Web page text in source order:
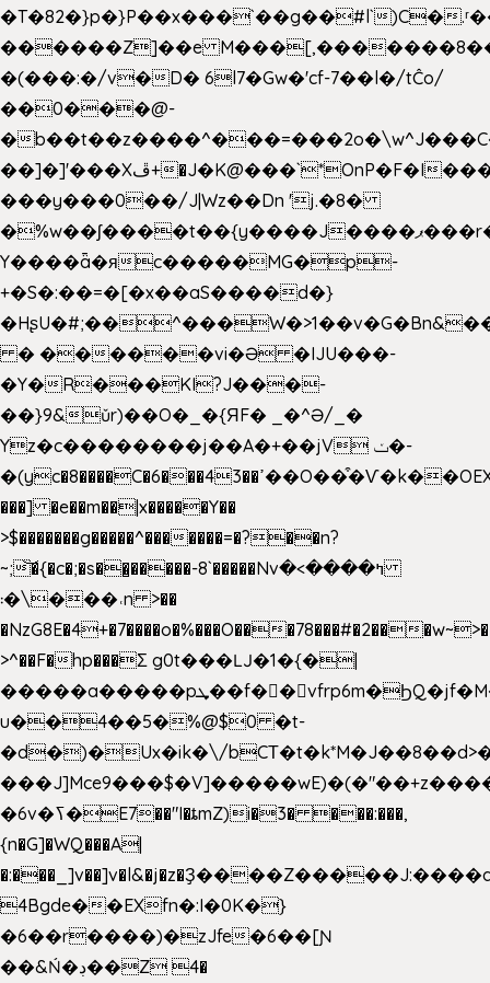
�T�82�}p�}P��x���`��g��#l`)C�
������Z]��e
�(���:�/v�D� 6l7�Gw�'cf-7��l�/tĈo/
��0���@-
�
��]�]'���Xڦ+�J�K@���`*OnP�F�I�����n����ˎ���E>���%
���y���0��/J|Wz��Dn 'j.�8�
�%w��ʃ����t��{y����J����ޕ���r��d�$e҅b�e����
Y����ǟ�яc�����MG�p-
+�S�:��=�[�x��aS����d�}
� ������vi�Ə �IJU���-
�Y�R���KI?J���-
��}9&ǔr)��O�_�{ЯF� _�^Ə/_�
Yz�c��������j��A�+��jV ݖ�-
�(yc�8����C�6���43��ߴ��O��͒�Ѵ�k��OEX�2�,�)�t��@���aw����;�׷o�_��2�sy��.�=W�n��߃�{4��ߑ��i�8V6v4W�9��s���g�
���] �e��m��|x�����Y��
>$�������g�����^�������=�?��n?
~;͝�{�c�;�s��̺�����-8`�����Nvߤ����>�
��\�܃�˓n >��
�NzG8E�4+�7����o�%���O���78���#�2��
>^��F�hp���Σ g0t���Ǉ�1�{�|
�����a�����pܜ��f��vfrp6m�ϦQ�jf�M����J:�x��-?
u��4��5�%@$0 �t-
�d�)�Ux�ik�\/
���J]Mce9���$�V]�����wE)�(�"��+z���
�6v�ߖ�E7��"I�ȶmZ)i�3� ���:���,
{n�G]�WQ���A|
4Bgde��EXfn�:I�0K�}
�6��r����)�zJfe�6��[Ɲ
��&Ń�ڊ��Z 4�